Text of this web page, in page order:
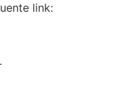
link: